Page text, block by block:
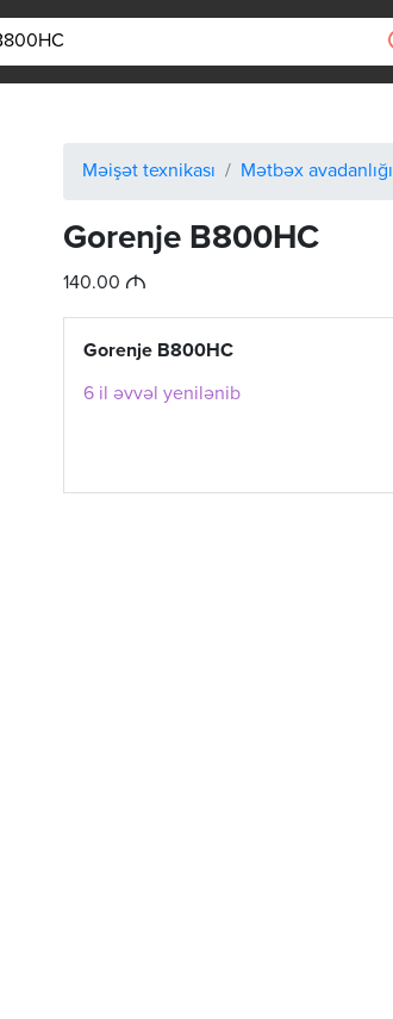
Məişət texnikası Mətbəx avadanlığı
Gorenje B800HC
140.00 M
Gorenje B800HC
6 il əvvəl yenilənib